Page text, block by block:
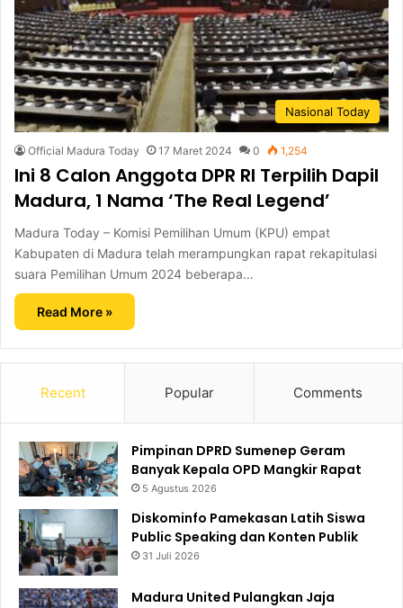
Nasional Today
Official Madura Today 17 Maret 2024 0 1,254
Ini 8 Calon Anggota DPR RI Terpilih Dapil
Madura, 1 Nama ‘The Real Legend’
Madura Today – Komisi Pemilihan Umum (KPU) empat
Kabupaten di Madura telah merampungkan rapat rekapitulasi
suara Pemilihan Umum 2024 beberapa…
Read More »
Recent Popular Comments
Pimpinan DPRD Sumenep Geram
Banyak Kepala OPD Mangkir Rapat
5 Agustus 2026
Diskominfo Pamekasan Latih Siswa
Public Speaking dan Konten Publik
31 Juli 2026
Madura United Pulangkan Jaja